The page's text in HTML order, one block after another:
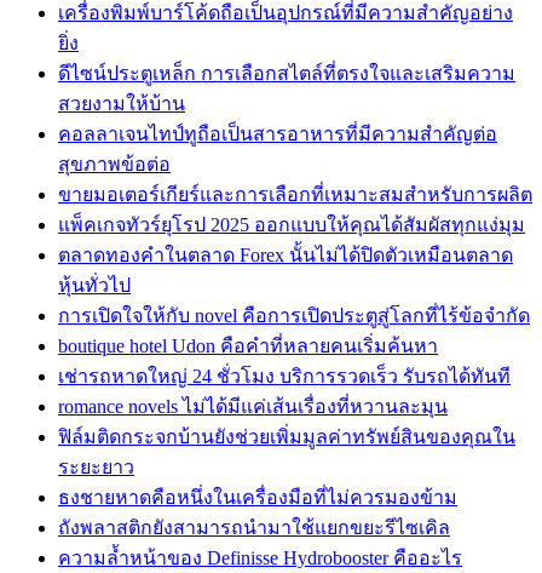
เครื่องพิมพ์บาร์โค้ดถือเป็นอุปกรณ์ที่มีความสำคัญอย่าง
ยิ่ง
ดีไซน์ประตูเหล็ก การเลือกสไตล์ที่ตรงใจและเสริมความ
สวยงามให้บ้าน
คอลลาเจนไทป์ทูถือเป็นสารอาหารที่มีความสำคัญต่อ
สุขภาพข้อต่อ
ขายมอเตอร์เกียร์และการเลือกที่เหมาะสมสำหรับการผลิต
แพ็คเกจทัวร์ยุโรป 2025 ออกแบบให้คุณได้สัมผัสทุกแง่มุม
ตลาดทองคำในตลาด Forex นั้นไม่ได้ปิดตัวเหมือนตลาด
หุ้นทั่วไป
การเปิดใจให้กับ novel คือการเปิดประตูสู่โลกที่ไร้ข้อจำกัด
boutique hotel Udon คือคำที่หลายคนเริ่มค้นหา
เช่ารถหาดใหญ่ 24 ชั่วโมง บริการรวดเร็ว รับรถได้ทันที
romance novels ไม่ได้มีแค่เส้นเรื่องที่หวานละมุน
ฟิล์มติดกระจกบ้านยังช่วยเพิ่มมูลค่าทรัพย์สินของคุณใน
ระยะยาว
ธงชายหาดคือหนึ่งในเครื่องมือที่ไม่ควรมองข้าม
ถังพลาสติกยังสามารถนำมาใช้แยกขยะรีไซเคิล
ความล้ำหน้าของ Definisse Hydrobooster คืออะไร